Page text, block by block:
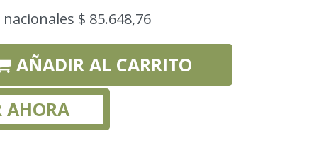
$ 85.648,76
AÑADIR AL CARRITO
AHORA